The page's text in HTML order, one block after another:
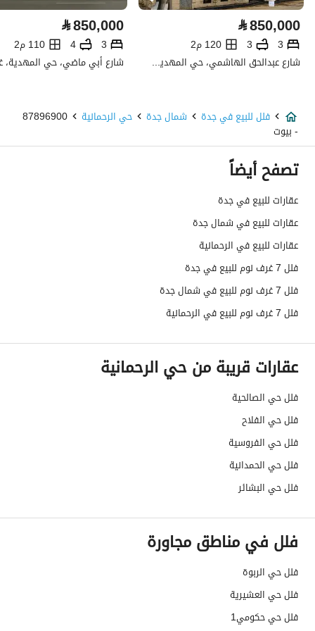
كهرباء نعم
تفاصيل اضافية
عرض الشارع
15
رقم المخطط
290 / ب / 1402
رقم صك الملكية
واجهة العقار
حدود واطوال العقار
الضمانات والمدة
قنوات الاعلان
منصة مرخصة ،لوحة اعلانية ،منصات
العقار ؟
مطابقة لكود البناء
السعودي
العقار مرهون
العقار مقيد
ملاحظات
-
حدود العقار/الملكية
الشمالي
⃁850,000
3
3
120 م2
شارع عبدالحق الهاشمي، حي المهدية، غرب الرياض، الرياض
⃁850,000
3
4 110 م2
فلل للبيع في جدة شمال جدة حي الرحمانية 87896900
- بيوت
تصفح أيضاً
عقارات للبيع في جدة
عقارات للبيع في شمال جدة
عقارات للبيع في الرحمانية
فلل 7 غرف نوم للبيع في جدة
فلل 7 غرف نوم للبيع في شمال جدة
فلل 7 غرف نوم للبيع في الرحمانية
عقارات قريبة من حي الرحمانية
فلل حي الصالحية
فلل حي الفلاح
فلل حي الفروسية
فلل حي الحمدانية
فلل حي البشائر
فلل في مناطق مجاورة
فلل حي الربوة
فلل حي العشيرية
فلل حي حكومي1